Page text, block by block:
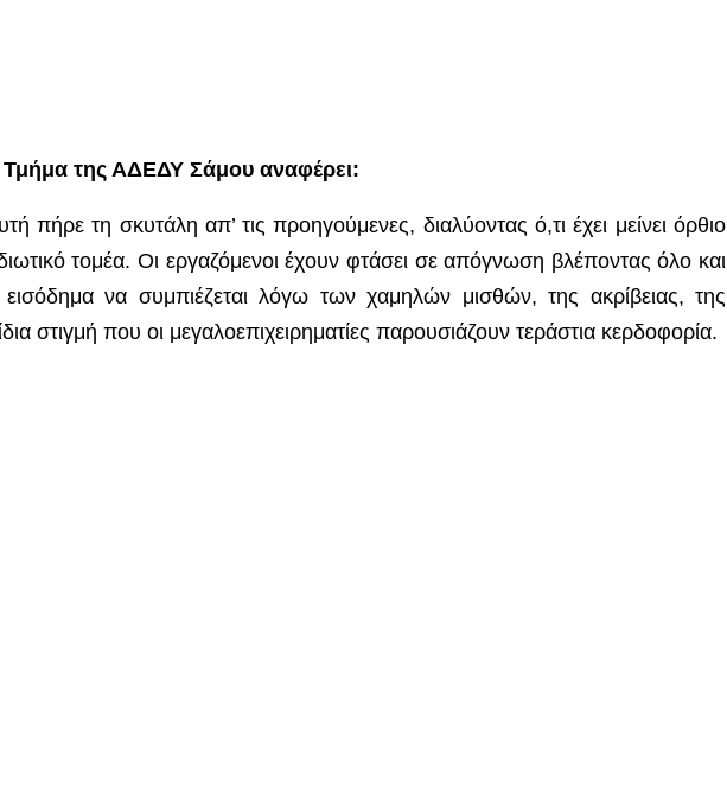
της ΑΔΕΔΥ Σάμου αναφέρει:
πήρε τη σκυτάλη απ’ τις προηγούμενες, διαλύοντας ό,τι έχει μείνει όρθιο
τομέα. Οι εργαζόμενοι έχουν φτάσει σε απόγνωση βλέποντας όλο και
εισόδημα να συμπιέζεται λόγω των χαμηλών μισθών, της ακρίβειας, της
στιγμή που οι μεγαλοεπιχειρηματίες παρουσιάζουν τεράστια κερδοφορία.